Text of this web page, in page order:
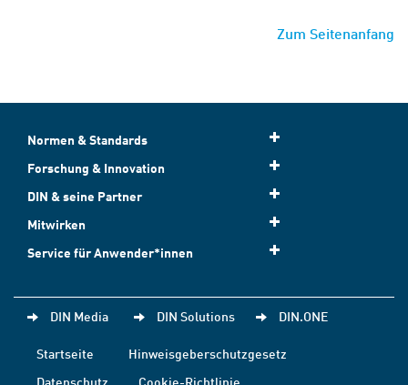
Zum Seitenanfang
Normen & Standards
Forschung & Innovation
DIN & seine Partner
Mitwirken
Service für Anwender*innen
DIN Media DIN Solutions DIN.ONE
Startseite
Hinweisgeberschutzgesetz
Datenschutz
Cookie-Richtlinie